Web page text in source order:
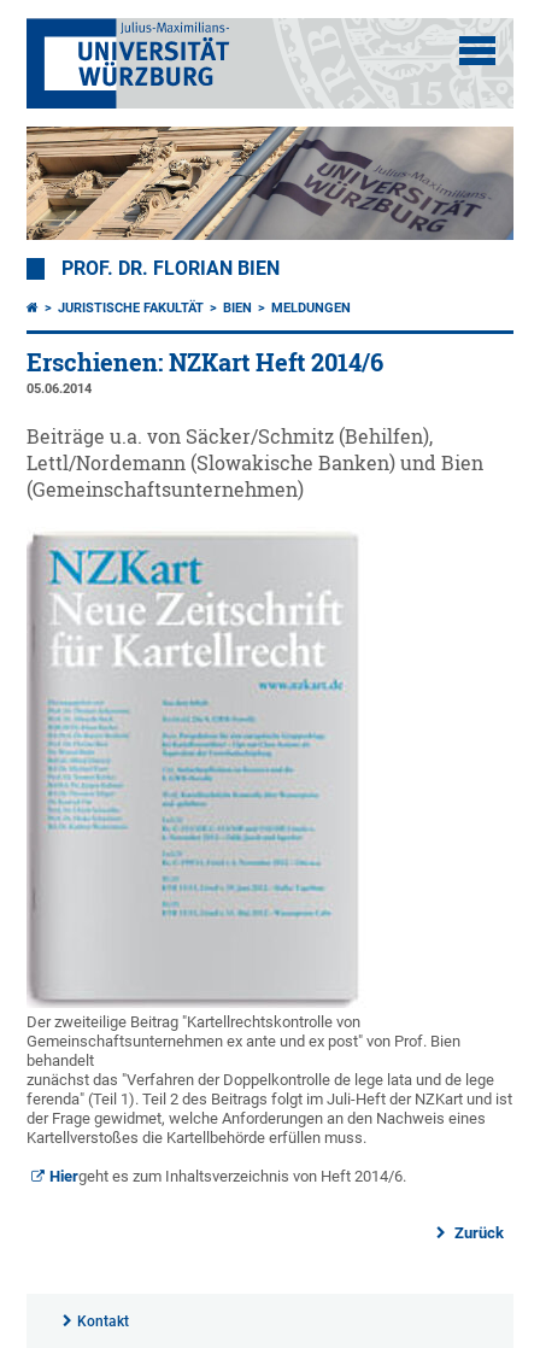
PROF. DR. FLORIAN BIEN
JURISTISCHE FAKULTÄT BIEN MELDUNGEN
Erschienen: NZKart Heft 2014/6
05.06.2014
Beiträge u.a. von Säcker/Schmitz (Behilfen),
Lettl/Nordemann (Slowakische Banken) und Bien
(Gemeinschaftsunternehmen)
Der zweiteilige Beitrag "Kartellrechtskontrolle von
Gemeinschaftsunternehmen ex ante und ex post" von Prof. Bien
behandelt
zunächst das "Verfahren der Doppelkontrolle de lege lata und de lege
ferenda" (Teil 1). Teil 2 des Beitrags folgt im Juli-Heft der NZKart und ist
der Frage gewidmet, welche Anforderungen an den Nachweis eines
Kartellverstoßes die Kartellbehörde erfüllen muss.
Hiergeht es zum Inhaltsverzeichnis von Heft 2014/6.
Zurück
Kontakt